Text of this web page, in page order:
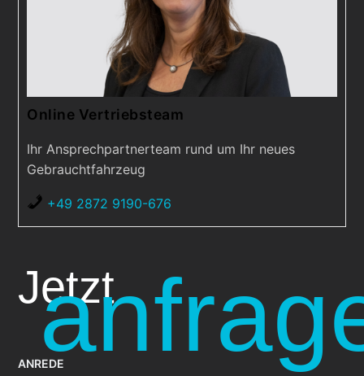
Online Vertriebsteam
Ihr Ansprechpartnerteam rund um Ihr neues
Gebrauchtfahrzeug
+49 2872 9190-676
Jetzt
ANREDE